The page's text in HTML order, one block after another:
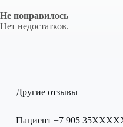
Не понравилось
Нет недостатков.
Другие отзывы
Пациент +7 905